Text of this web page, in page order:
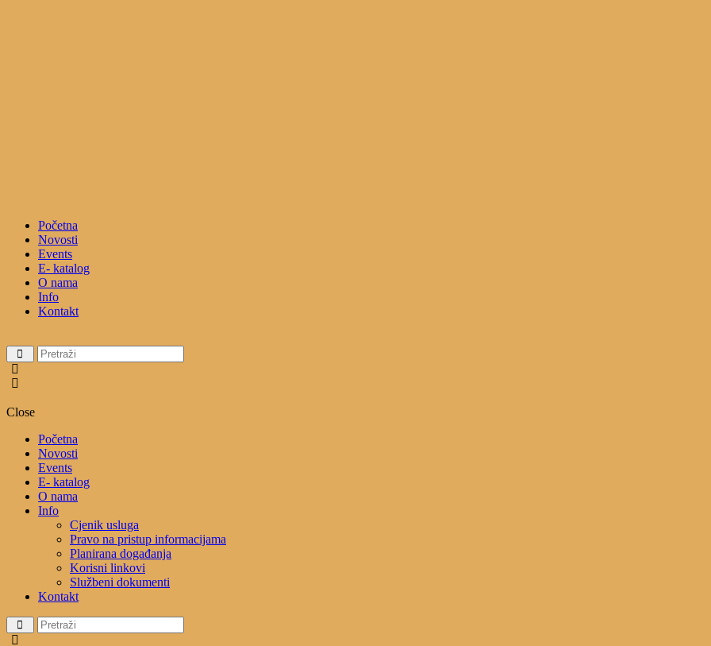
Početna
Novosti
Events
E- katalog
O nama
Info
Kontakt
Close
Početna
Novosti
Events
E- katalog
O nama
Info
Cjenik usluga
Pravo na pristup informacijama
Planirana događanja
Korisni linkovi
Službeni dokumenti
Kontakt